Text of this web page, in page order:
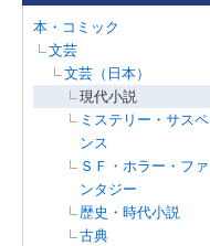
本・コミック
文芸
文芸（日本）
現代小説
ミステリー・サスペ
ンス
ＳＦ・ホラー・ファ
ンタジー
歴史・時代小説
古典